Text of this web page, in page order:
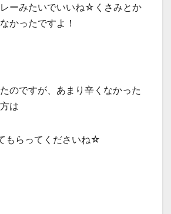
ーみたいでいいね☆くさみとか
かったですよ！
のですが、あまり辛くなかった
は
もらってくださいね☆